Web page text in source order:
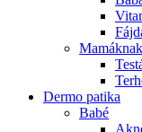
Mamáknak
Dermo patika
Babé